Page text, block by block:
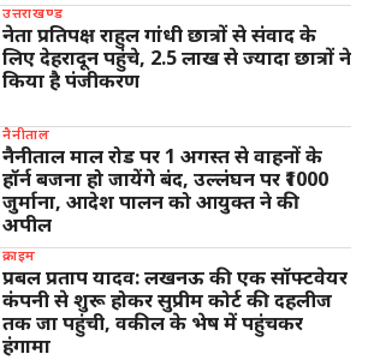
उत्तराखण्ड
नेता प्रतिपक्ष राहुल गांधी छात्रों से संवाद के
लिए देहरादून पहुंचे, 2.5 लाख से ज्यादा छात्रों ने
किया है पंजीकरण
नैनीताल
नैनीताल माल रोड पर 1 अगस्त से वाहनों के
हॉर्न बजना हो जायेंगे बंद, उल्लंघन पर ₹1000
जुर्माना, आदेश पालन को आयुक्त ने की
अपील
क्राइम
प्रबल प्रताप यादव: लखनऊ की एक सॉफ्टवेयर
कंपनी से शुरू होकर सुप्रीम कोर्ट की दहलीज
तक जा पहुंची, वकील के भेष में पहुंचकर
हंगामा